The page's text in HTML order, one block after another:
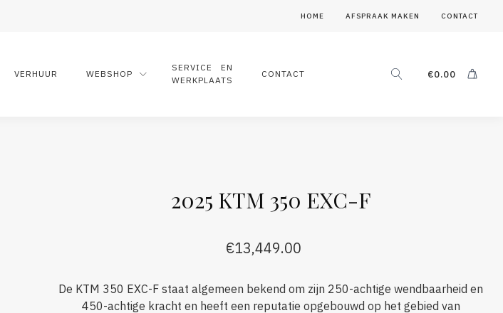
HOME AFSPRAAK MAKEN CONTACT
VERHUUR WEBSHOP
SERVICE EN
WERKPLAATS
CONTACT €0.00
2025 KTM 350 EXC-F
€13,449.00
De KTM 350 EXC-F staat algemeen bekend om zijn 250-achtige wendbaarheid en
450-achtige kracht en heeft een reputatie opgebouwd op het gebied van